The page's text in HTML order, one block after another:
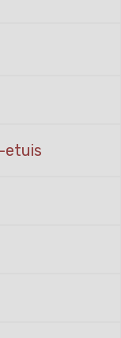
etuis